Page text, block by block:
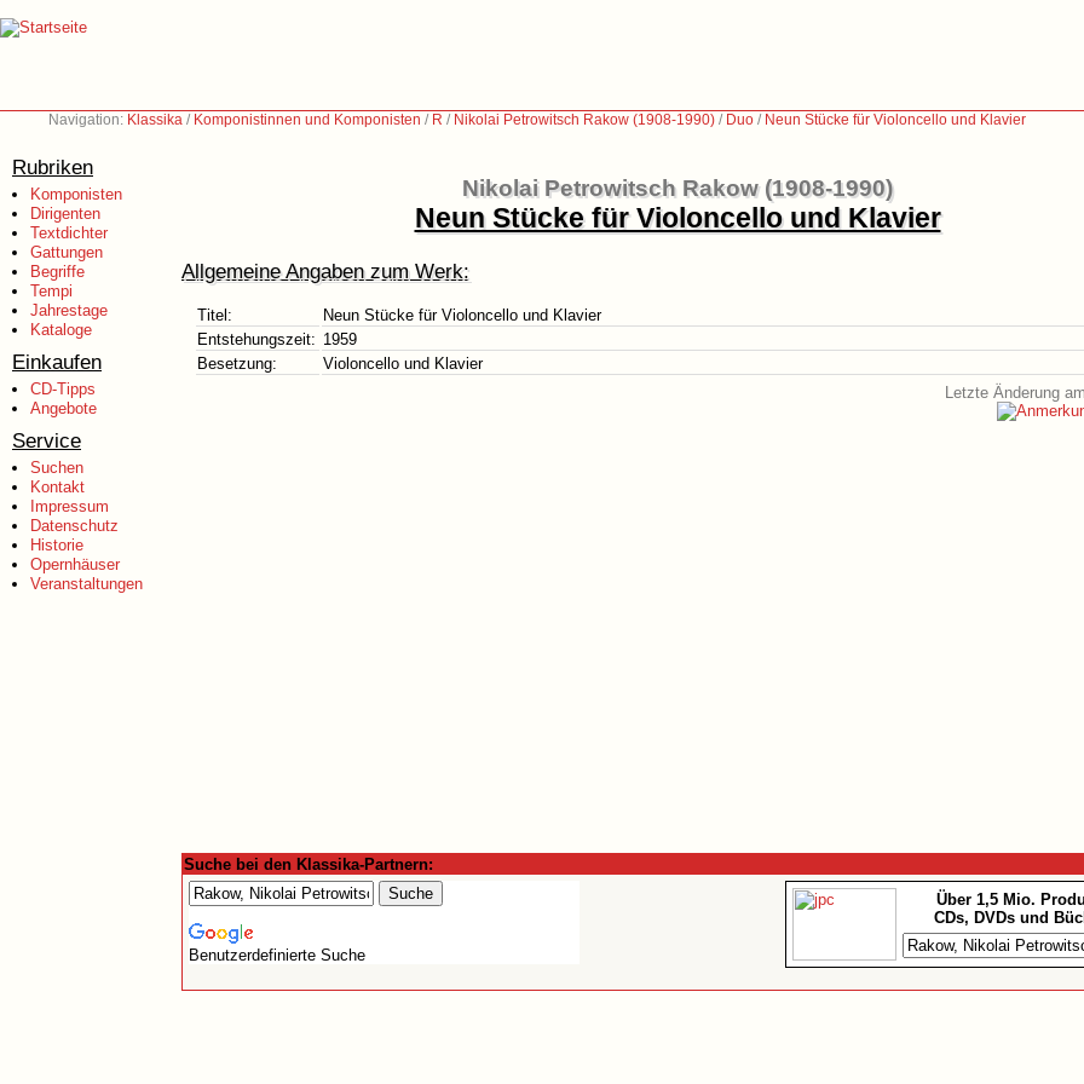
Navigation: Klassika / Komponistinnen und Komponisten / R / Nikolai Petrowitsch Rakow (1908-1990) / Duo / Neun Stücke für Violoncello und Klavier
Rubriken
Komponisten
Dirigenten
Textdichter
Gattungen
Begriffe
Tempi
Jahrestage
Kataloge
Einkaufen
CD-Tipps
Angebote
Service
Suchen
Kontakt
Impressum
Datenschutz
Historie
Opernhäuser
Veranstaltungen
Nikolai Petrowitsch Rakow (1908-1990)
Neun Stücke für Violoncello und Klavier
Allgemeine Angaben zum Werk:
Titel:
Neun Stücke für Violoncello und Klavier
Entstehungszeit: 1959
Besetzung:
Violoncello und Klavier
Letzte Änderung
Suche bei den Klassika-Partnern:
Benutzerdefinierte Suche
Über 1,5 Mio.
CDs, DVDs und